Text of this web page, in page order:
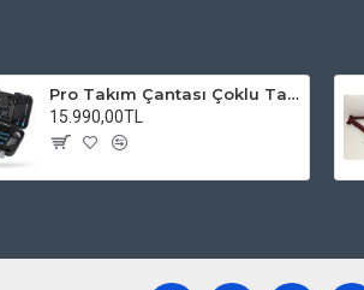
Pro Takım Çantası Çoklu Tamir Seti
15.990,00TL